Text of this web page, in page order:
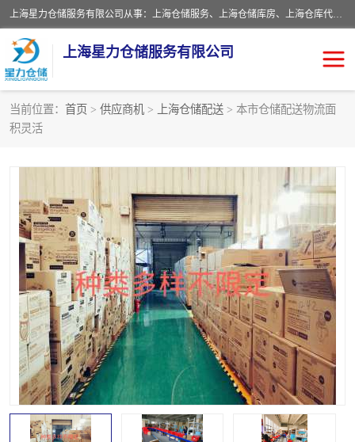
上海星力仓储服务有限公司从事：上海仓储服务、上海仓储库房、上海仓库代运营、上海仓库对外出租、上海仓库外包、上海三方仓储、上海电商仓储代发、上海电商代发货仓库、上海托管仓库、上海仓储配送。上海星力仓储服务有限公司现在拥有100个分仓、10万余平方的标准库房，精炼员工几百名，与几千家客户合作，公司已跻身上海仓储行业前列。欢迎来电咨询！
上海星力仓储服务有限公司
当前位置： 首页 > 供应商机 > 上海仓储配送 > 本市仓储配送物流面
积灵活
上海仓库对外出租
上海仓库代运营 上海托管仓库
上海第三方仓储 上海仓储服务
仓储 上海电商代发货仓库
上海托管仓库